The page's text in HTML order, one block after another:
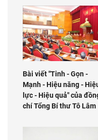
Bài viết "Tinh - Gọn -
Mạnh - Hiệu năng -
lực - Hiệu quả" của
chí Tổng Bí thư Tô Lâm